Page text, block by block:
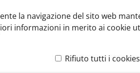
la navigazione del sito web
informazioni in merito ai cookie
Rifiuto tutti i cookies